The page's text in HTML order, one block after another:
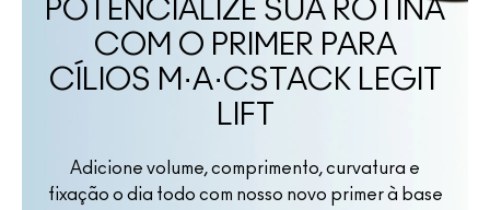
POTENCIALIZE SUA ROTINA
COM O PRIMER PARA
CÍLIOS M·A·CSTACK LEGIT
LIFT
Adicione volume, comprimento, curvatura e
fixação o dia todo com nosso novo primer à base